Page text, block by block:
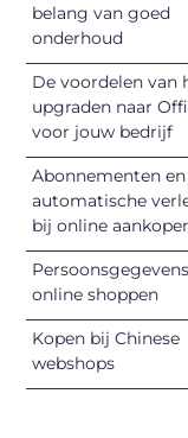
belang van goed
onderhoud
De voordelen van
upgraden naar
voor jouw bedrijf
Abonnementen en
automatische
bij online
online shoppen
Kopen bij Chinese
webshops